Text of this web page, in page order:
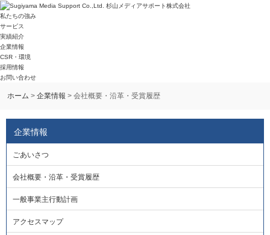
私たちの強み
サービス
実績紹介
企業情報
CSR・環境
採用情報
お問い合わせ
ホーム > 企業情報 > 会社概要・沿革・受賞履歴
企業情報
ごあいさつ
会社概要・沿革・受賞履歴
一般事業主行動計画
アクセスマップ